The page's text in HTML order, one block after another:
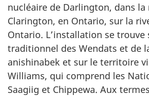
nucléaire de Darlington, dans
Clarington, en Ontario, sur la
Ontario. L’installation se
traditionnel des Wendats et de
anishinabek et sur le territoire
Williams, qui comprend les
Saagiig et Chippewa. Aux